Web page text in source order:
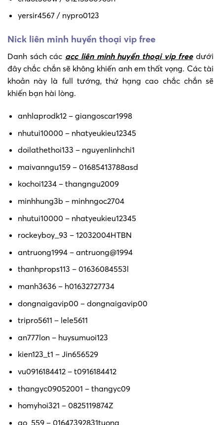
yersir4567 / nypro0123
Nick liên minh huyền thoại vip free
Danh sách các acc liên minh huyền thoại vip freedưới
đây chắc chắn sẽ không khiến anh em thất vọng. Các tài
khoản này là full tướng, thứ hạng cao chắc chắn sẽ
khiến bạn hài lòng.
anhlaprodk12 – giangoscar1998
nhutui10000 – nhatyeukieu12345
doilathethoi133 – nguyenlinhchi1
maivanngu159 – 01685413788asd
kochoi1234 – thangngu2009
minhhung3b – minhngoc2704
nhutui10000 – nhatyeukieu12345
rockeyboy_93 – 12032004HTBN
antruong1994 – antruong@1994
thanhprops113 – 01636084553l
manh3636 – h01632727734
dongnaigavip00 – dongnaigavip00
tripro5611 – lele5611
an777lon – huysumuoi123
kien123_t1 – Jin656529
vu0916184412 – t0916184412
thangyc09052001 – thangyc09
homyhoi321 – 0825119874Z
go_559 – 01647392831tuong